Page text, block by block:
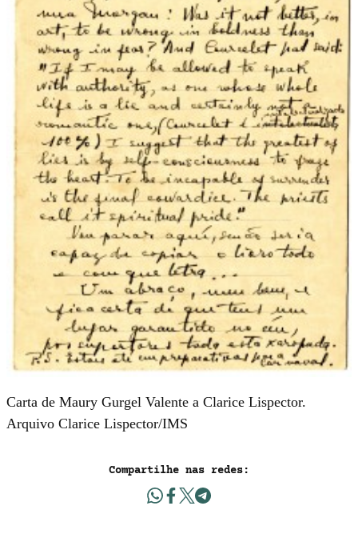
Carta de Maury Gurgel Valente a Clarice Lispector.
Arquivo Clarice Lispector/IMS
Compartilhe nas redes: